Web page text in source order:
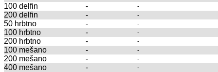
100 delfin - -
200 delfin - -
50 hrbtno - -
100 hrbtno - -
200 hrbtno - -
100 mešano - -
200 mešano - -
400 mešano - -